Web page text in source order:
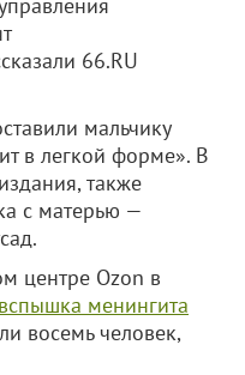
66.RU
мальчику
в легкой форме». В
также
с матерью —
центре Ozon в
менингита
восемь человек,